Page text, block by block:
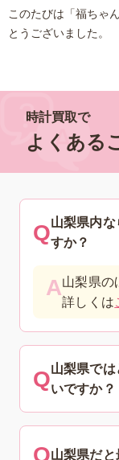
このたびは「福ちゃ
とうございました。
時計買取で
よくある
山梨県内
すか？
山梨県の
詳しくは
山梨県で
いですか？
山梨県だ